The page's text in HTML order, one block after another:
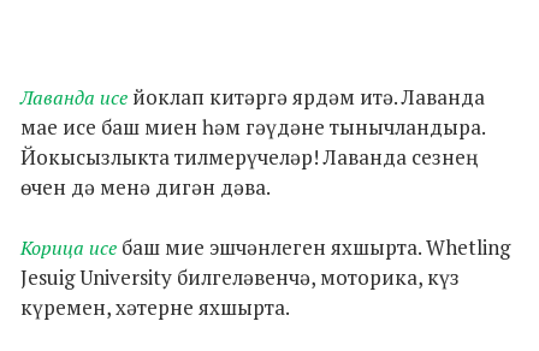
Лаванда исе йоклап китәргә ярдәм итә. Лаванда
мае исе баш миен һәм гәүдәне тынычландыра.
Йокысызлыкта тилмерүчеләр! Лаванда сезнең
өчен дә менә дигән дәва.
Корица исе баш мие эшчәнлеген яхшырта. Whetling
Jesuig University билгеләвенчә, моторика, күз
күремен, хәтерне яхшырта.